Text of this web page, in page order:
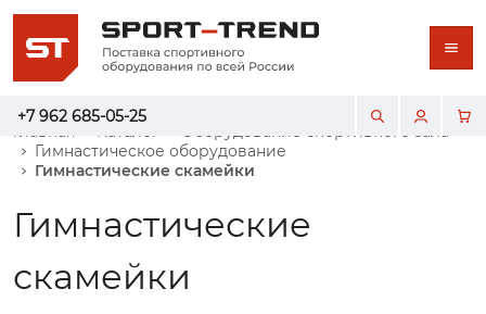
+7 962 685-05-25
Главная Каталог
Оборудование спортивного зала
Гимнастическое оборудование
Гимнастические скамейки
Гимнастические
скамейки